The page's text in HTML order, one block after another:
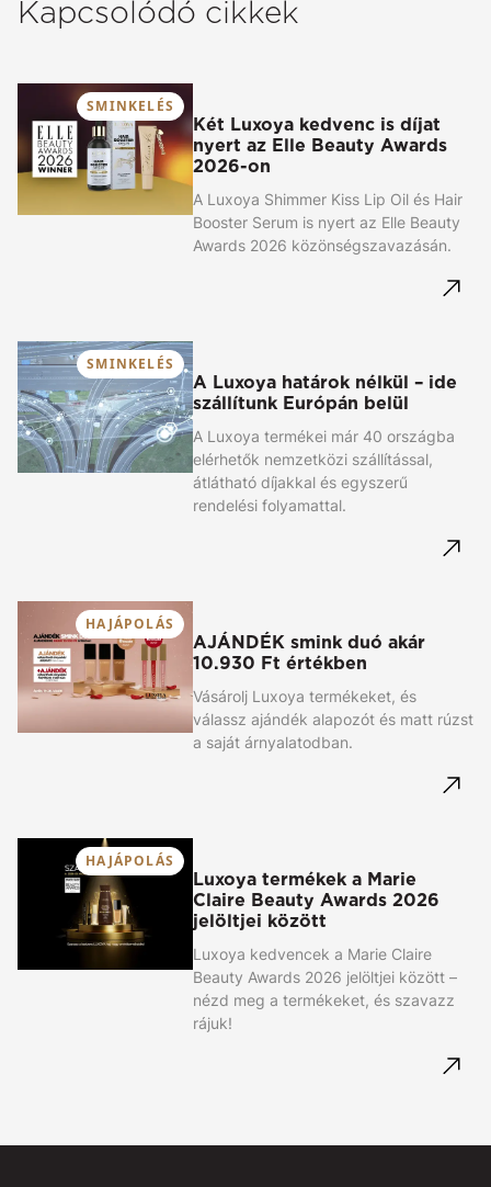
Kapcsolódó cikkek
SMINKELÉS
Két Luxoya kedvenc is díjat
nyert az Elle Beauty Awards
2026-on
A Luxoya Shimmer Kiss Lip Oil és Hair
Booster Serum is nyert az Elle Beauty
Awards 2026 közönségszavazásán.
SMINKELÉS
A Luxoya határok nélkül – ide
szállítunk Európán belül
A Luxoya termékei már 40 országba
elérhetők nemzetközi szállítással,
átlátható díjakkal és egyszerű
rendelési folyamattal.
HAJÁPOLÁS
AJÁNDÉK smink duó akár
10.930 Ft értékben
Vásárolj Luxoya termékeket, és
válassz ajándék alapozót és matt rúzst
a saját árnyalatodban.
HAJÁPOLÁS
Luxoya termékek a Marie
Claire Beauty Awards 2026
jelöltjei között
Luxoya kedvencek a Marie Claire
Beauty Awards 2026 jelöltjei között –
nézd meg a termékeket, és szavazz
rájuk!